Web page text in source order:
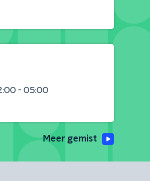
- 05:00
Meer gemist